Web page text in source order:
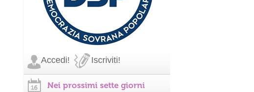
Accedi! Iscriviti!
Nei prossimi sette giorni